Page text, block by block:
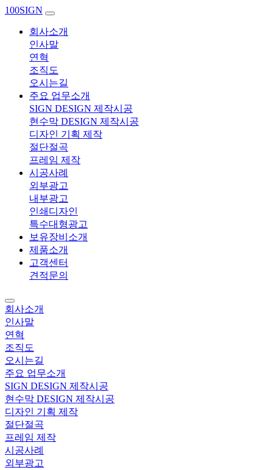
100SIGN
회사소개
인사말
연혁
조직도
오시는길
주요 업무소개
SIGN DESIGN 제작시공
현수막 DESIGN 제작시공
디자인 기획 제작
절단절곡
프레임 제작
시공사례
외부광고
내부광고
인쇄디자인
특수대형광고
보유장비소개
제품소개
고객센터
견적문의
회사소개
인사말
연혁
조직도
오시는길
주요 업무소개
SIGN DESIGN 제작시공
현수막 DESIGN 제작시공
디자인 기획 제작
절단절곡
프레임 제작
시공사례
외부광고